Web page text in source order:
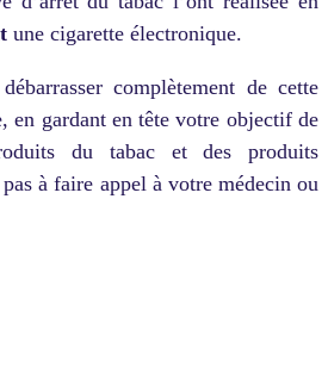
une cigarette électronique.
complètement de cette
en gardant en tête votre objectif de
du tabac et des produits
à faire appel à votre médecin ou